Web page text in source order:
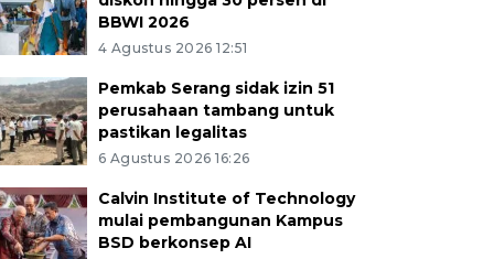
BBWI 2026
4 Agustus 2026 12:51
Pemkab Serang sidak izin 51
perusahaan tambang untuk
pastikan legalitas
6 Agustus 2026 16:26
Calvin Institute of Technology
mulai pembangunan Kampus
BSD berkonsep AI